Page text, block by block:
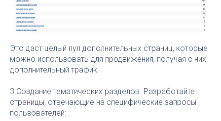
Это даст целый пул дополнительных страниц, которые
можно использовать для продвижения, получая с них
дополнительный трафик.
3.Создание тематических разделов. Разработайте
страницы, отвечающие на специфические запросы
пользователей: